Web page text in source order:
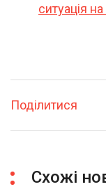
ситуація
Поділитися
Схожі